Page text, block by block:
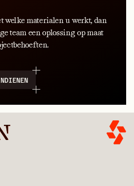
welke materialen u werkt, dan
team een oplossing op maat